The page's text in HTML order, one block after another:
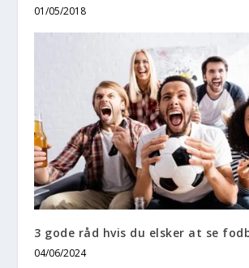
01/05/2018
3 gode råd hvis du elsker at se
04/06/2024